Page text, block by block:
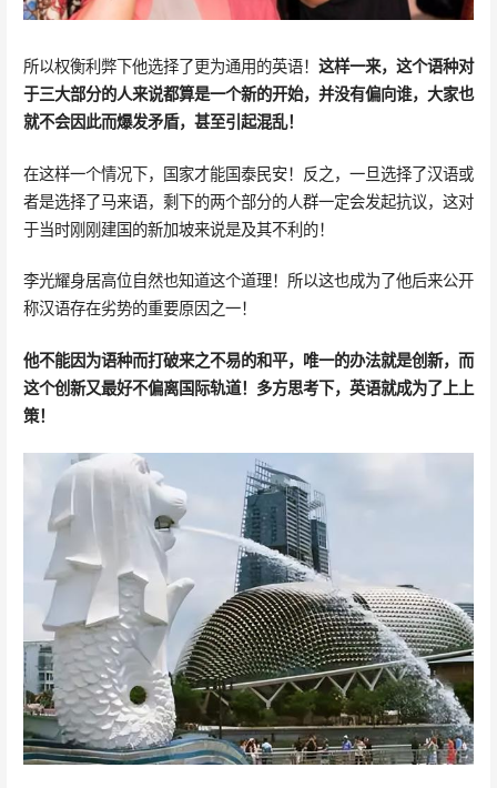
所以权衡利弊下他选择了更为通用的英语！ 这样一来，这个语种对
于三大部分的人来说都算是一个新的开始，并没有偏向谁，大家也
就不会因此而爆发矛盾，甚至引起混乱！
在这样一个情况下，国家才能国泰民安！反之，一旦选择了汉语或
者是选择了马来语，剩下的两个部分的人群一定会发起抗议，这对
于当时刚刚建国的新加坡来说是及其不利的！
李光耀身居高位自然也知道这个道理！所以这也成为了他后来公开
称汉语存在劣势的重要原因之一！
他不能因为语种而打破来之不易的和平，唯一的办法就是创新，而
这个创新又最好不偏离国际轨道！多方思考下，英语就成为了上上
策！